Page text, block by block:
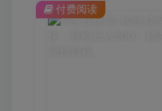
付费阅读